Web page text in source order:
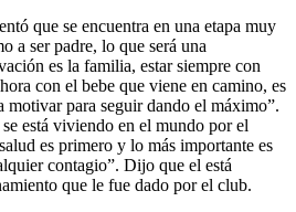
que se encuentra en una etapa muy
a ser padre, lo que será una
es la familia, estar siempre con
con el bebe que viene en camino, es
motivar para seguir dando el máximo”.
está viviendo en el mundo por el
es primero y lo más importante es
contagio”. Dijo que el está
que le fue dado por el club.